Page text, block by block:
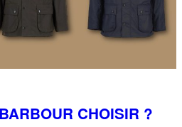
CHOISIR ?